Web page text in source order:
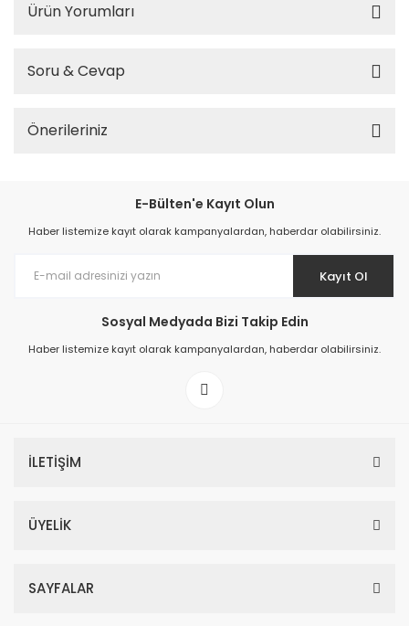
Ürün Yorumları
Soru & Cevap
Önerileriniz
E-Bülten'e Kayıt Olun
Haber listemize kayıt olarak kampanyalardan, haberdar olabilirsiniz.
Kayıt Ol
Sosyal Medyada Bizi Takip Edin
Haber listemize kayıt olarak kampanyalardan, haberdar olabilirsiniz.
İLETİŞİM
ÜYELİK
SAYFALAR